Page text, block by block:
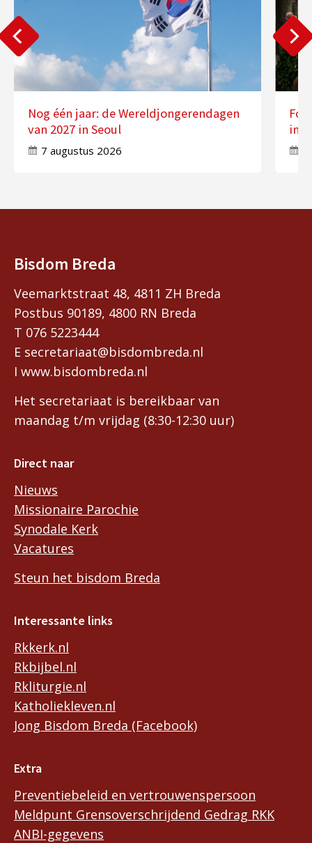
Nog één jaar: de Wereldjongerendagen
van 2027 in Seoul
7 augustus 2026
in
Bisdom Breda
Veemarktstraat 48, 4811 ZH Breda
Postbus 90189, 4800 RN Breda
T 076 5223444
E secretariaat@bisdombreda.nl
I www.bisdombreda.nl
Het secretariaat is bereikbaar van
maandag t/m vrijdag (8:30-12:30 uur)
Direct naar
Nieuws
Missionaire Parochie
Synodale Kerk
Vacatures
Steun het bisdom Breda
Interessante links
Rkkerk.nl
Rkbijbel.nl
Rkliturgie.nl
Katholiekleven.nl
Jong Bisdom Breda (Facebook)
Extra
Preventiebeleid en vertrouwenspersoon
Meldpunt Grensoverschrijdend Gedrag RKK
ANBI-gegevens